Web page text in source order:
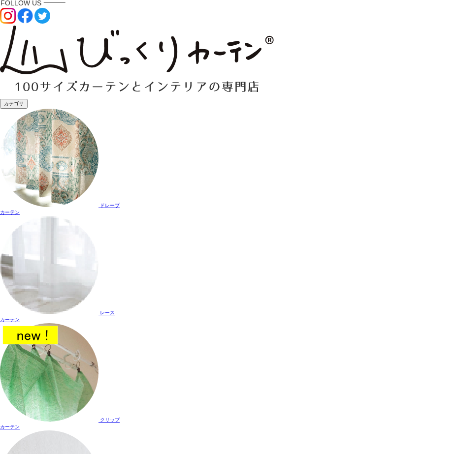
カテゴリ
ドレープ
カーテン
レース
カーテン
クリップ
カーテン